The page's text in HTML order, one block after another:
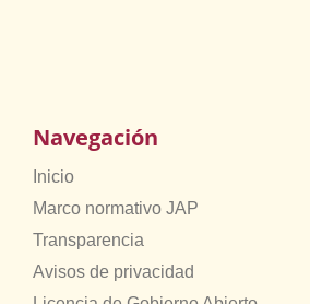
Navegación
Inicio
Marco normativo JAP
Transparencia
Avisos de privacidad